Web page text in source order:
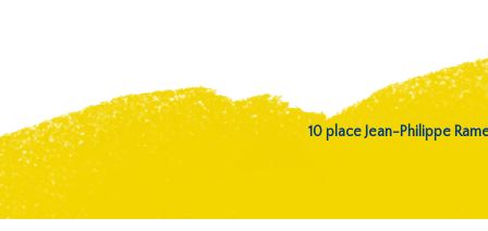
10 place Jean-Philippe